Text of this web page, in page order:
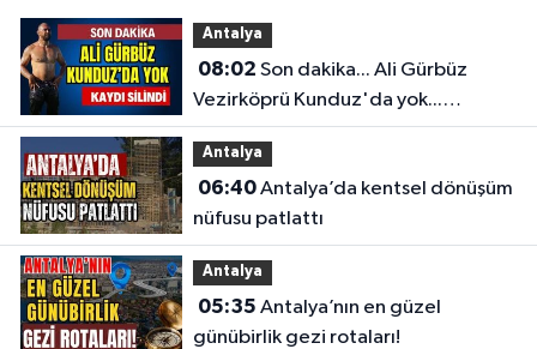
Antalya
08:02
Vezirköprü Kunduz'da yok...
Antalyalı başpehlivanın ismi
sistemden silindi
Antalya
06:40Antalya’da kentsel dönüşüm
nüfusu patlattı
Antalya
05:35
günübirlik gezi rotaları!